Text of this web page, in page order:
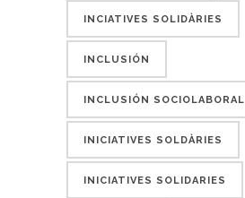
INCIATIVES SOLIDÀRIES
INCLUSIÓN
INCLUSIÓN SOCIOLABORAL
INICIATIVES SOLDÀRIES
INICIATIVES SOLIDARIES